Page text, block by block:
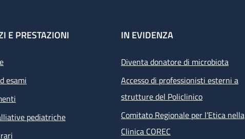
E PRESTAZIONI
esami
pediatriche
IN EVIDENZA
Diventa donatore di microbiota
Accesso di professionisti esterni a
strutture del Policlinico
Comitato Regionale per l’Etica nella
Clinica COREC